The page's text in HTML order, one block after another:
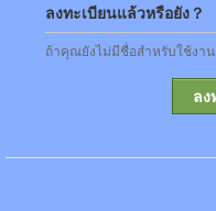
ลงทะเบียนแล้วหรือยัง？
ถ้าคุณยังไม่มีชื่อสำหรับใช้งาน
ลง